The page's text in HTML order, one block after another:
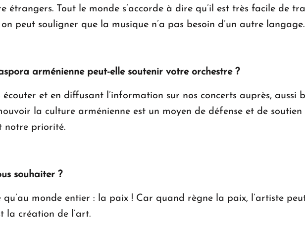
étrangers. Tout le monde s’accorde à dire qu’il est très facile de
peut souligner que la musique n’a pas besoin d’un autre langage.
arménienne peut-elle soutenir votre orchestre ?
écouter et en diffusant l’information sur nos concerts auprès, aussi
la culture arménienne est un moyen de défense et de soutien
notre priorité.
souhaiter ?
qu’au monde entier : la paix ! Car quand règne la paix, l’artiste
la création de l’art.